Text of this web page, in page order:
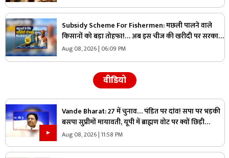
Subsidy Scheme For Fishermen: मछली पालने वाले
किसानों को बड़ा तोहफा!… अब इस चीज की खरीदी पर सरकार
देगी 70 प्रतिशत की छूट, जानिए कैसे ले सकते हैं लाभ
Aug 08, 2026 | 06:09 PM
वीडियो
Vande Bharat: 27 में चुनाव… पंडित पर दांव! सपा पर भड़की
बसपा सुप्रीमों मायावती, यूपी में ब्राह्मण वोट पर क्यों छिड़ी
महाभारत?
Aug 08, 2026 | 11:58 PM